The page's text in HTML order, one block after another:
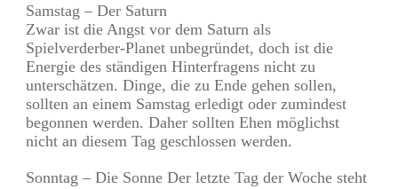
Samstag – Der Saturn
Zwar ist die Angst vor dem Saturn als
Spielverderber-Planet unbegründet, doch ist die
Energie des ständigen Hinterfragens nicht zu
unterschätzen. Dinge, die zu Ende gehen sollen,
sollten an einem Samstag erledigt oder zumindest
begonnen werden. Daher sollten Ehen möglichst
nicht an diesem Tag geschlossen werden.
Sonntag – Die Sonne Der letzte Tag der Woche steht